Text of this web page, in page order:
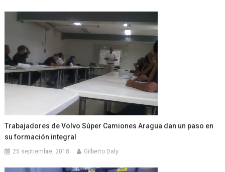
Trabajadores de Volvo Súper Camiones Aragua dan un paso en
su formación integral
25 septiembre, 2018 Gilberto Daly